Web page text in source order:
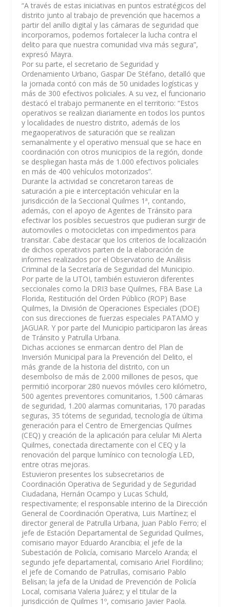
“A través de estas iniciativas en puntos estratégicos del
distrito junto al trabajo de prevención que hacemos a
partir del anillo digital y las cámaras de seguridad que
incorporamos, podemos fortalecer la lucha contra el
delito para que nuestra comunidad viva más segura”,
expresó Mayra.
Por su parte, el secretario de Seguridad y
Ordenamiento Urbano, Gaspar De Stéfano, detalló que
la jornada contó con más de 50 unidades logísticas y
más de 300 efectivos policiales. A su vez, el funcionario
destacó el trabajo permanente en el territorio: “Estos
operativos se realizan diariamente en todos los puntos
y localidades de nuestro distrito, además de los
megaoperativos de saturación que se realizan
semanalmente y el operativo mensual que se hace en
coordinación con otros municipios de la región, donde
se despliegan hasta más de 1.000 efectivos policiales
en más de 400 vehículos motorizados”.
Durante la actividad se concretaron tareas de
saturación a pie e interceptación vehicular en la
jurisdicción de la Seccional Quilmes 1ª, contando,
además, con el apoyo de Agentes de Tránsito para
efectivar los posibles secuestros que pudieran surgir de
automoviles o motocicletas con impedimentos para
transitar. Cabe destacar que los criterios de localización
de dichos operativos parten de la elaboración de
informes realizados por el Observatorio de Análisis
Criminal de la Secretaría de Seguridad del Municipio.
Por parte de la UTOI, también estuvieron diferentes
seccionales como la DRI3 base Quilmes, FBA Base La
Florida, Restitución del Orden Público (ROP) Base
Quilmes, la División de Operaciones Especiales (DOE)
con sus direcciones de fuerzas especiales PATAMO y
JAGUAR. Y por parte del Municipio participaron las áreas
de Tránsito y Patrulla Urbana.
Dichas acciones se enmarcan dentro del Plan de
Inversión Municipal para la Prevención del Delito, el
más grande de la historia del distrito, con un
desembolso de más de 2.000 millones de pesos, que
permitió incorporar 280 nuevos móviles cero kilómetro,
500 agentes preventores comunitarios, 1.500 cámaras
de seguridad, 1.200 alarmas comunitarias, 170 paradas
seguras, 35 tótems de seguridad, tecnología de última
generación para el Centro de Emergencias Quilmes
(CEQ) y creación de la aplicación para celular Mi Alerta
Quilmes, conectada directamente con el CEQ y la
renovación del parque lumínico con tecnología LED,
entre otras mejoras.
Estuvieron presentes los subsecretarios de
Coordinación Operativa de Seguridad y de Seguridad
Ciudadana, Hernán Ocampo y Lucas Schuld,
respectivamente; el responsable interino de la Dirección
General de Coordinación Operativa, Luis Martínez; el
director general de Patrulla Urbana, Juan Pablo Ferro; el
jefe de Estación Departamental de Seguridad Quilmes,
comisario mayor Eduardo Arancibia; el jefe de la
Subestación de Policía, comisario Marcelo Aranda; el
segundo jefe departamental, comisario Ariel Fiordilino;
el jefe de Comando de Patrullas, comisario Pablo
Belisan; la jefa de la Unidad de Prevención de Policía
Local, comisaria Valeria Juárez; y el titular de la
jurisdicción de Quilmes 1º, comisario Javier Paola.